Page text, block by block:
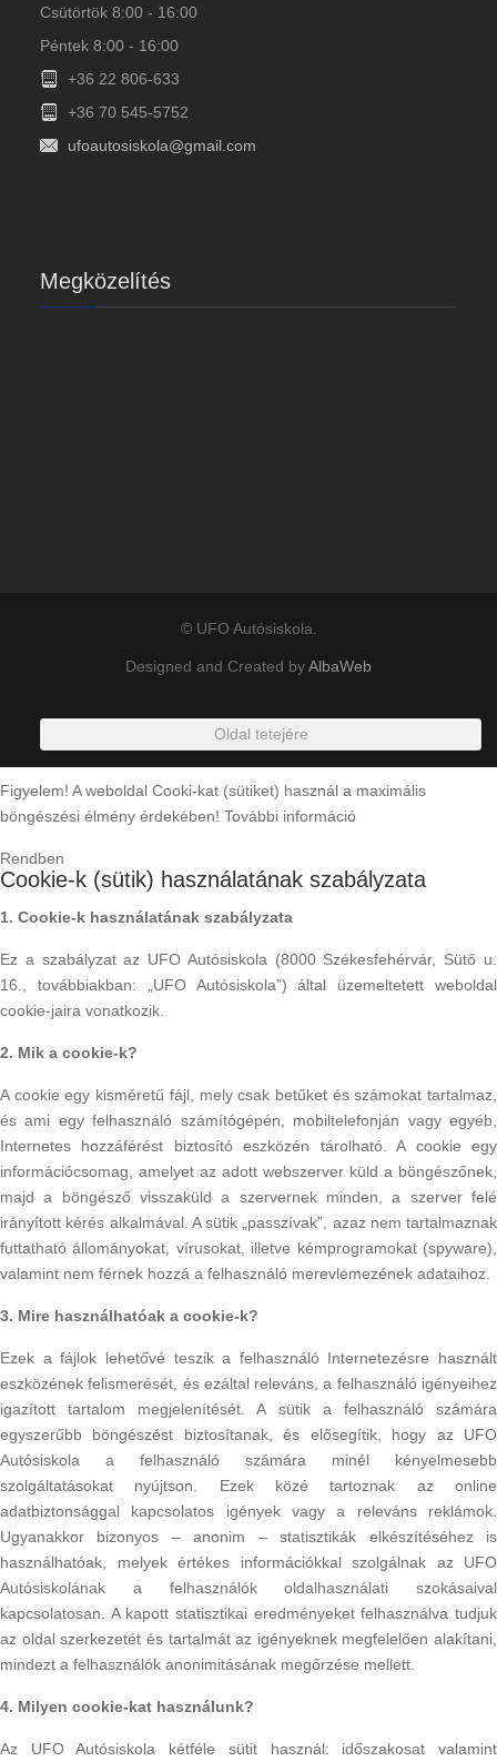
Csütörtök 8:00 - 16:00
Péntek 8:00 - 16:00
+36 22 806-633
+36 70 545-5752
ufoautosiskola@gmail.com
Megközelítés
© UFO Autósiskola.
Designed and Created byAlbaWeb
Oldal tetejére
Figyelem! A weboldal Cooki-kat (sütiket) használ a maximális
böngészési élmény érdekében! További információ
Rendben
Cookie-k (sütik) használatának szabályzata
1. Cookie-k használatának szabályzata
Ez a szabályzat az UFO Autósiskola (8000 Székesfehérvár, Sütő u.
16., továbbiakban: „UFO Autósiskola”) által üzemeltetett weboldal
cookie-jaira vonatkozik.
2. Mik a cookie-k?
A cookie egy kisméretű fájl, mely csak betűket és számokat tartalmaz,
és ami egy felhasználó számítógépén, mobiltelefonján vagy egyéb,
Internetes hozzáférést biztosító eszközén tárolható. A cookie egy
információcsomag, amelyet az adott webszerver küld a böngészőnek,
majd a böngésző visszaküld a szervernek minden, a szerver felé
irányított kérés alkalmával. A sütik „passzívak”, azaz nem tartalmaznak
futtatható állományokat, vírusokat, illetve kémprogramokat (spyware),
valamint nem férnek hozzá a felhasználó merevlemezének adataihoz.
3. Mire használhatóak a cookie-k?
Ezek a fájlok lehetővé teszik a felhasználó Internetezésre használt
eszközének felismerését, és ezáltal releváns, a felhasználó igényeihez
igazított tartalom megjelenítését. A sütik a felhasználó számára
egyszerűbb böngészést biztosítanak, és elősegítik, hogy az UFO
Autósiskola a felhasználó számára minél kényelmesebb
szolgáltatásokat nyújtson. Ezek közé tartoznak az online
adatbiztonsággal kapcsolatos igények vagy a releváns reklámok.
Ugyanakkor bizonyos – anonim – statisztikák elkészítéséhez is
használhatóak, melyek értékes információkkal szolgálnak az UFO
Autósiskolának a felhasználók oldalhasználati szokásaival
kapcsolatosan. A kapott statisztikai eredményeket felhasználva tudjuk
az oldal szerkezetét és tartalmát az igényeknek megfelelően alakítani,
mindezt a felhasználók anonimitásának megőrzése mellett.
4. Milyen cookie-kat használunk?
Az UFO Autósiskola kétféle sütit használ: időszakosat valamint